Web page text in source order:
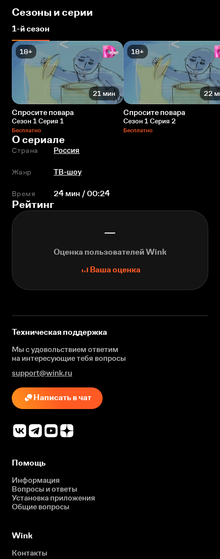
Сезоны и серии
1-й сезон
18+
21 мин
Спросите повара
Сезон 1 Серия 1
Бесплатно
18+
22
Спросите повара
Сезон 1 Серия 2
Бесплатно
О сериале
Страна Россия
Жанр ТВ-шоу
Время 24 мин / 00:24
Рейтинг
—
Оценка пользователей Wink
Ваша оценка
Техническая поддержка
Мы с удовольствием ответим
на интересующиетебя вопросы
support@wink.ru
Написать в чат
Помощь
Информация
Вопросы и ответы
Установка приложения
Общие вопросы
Wink
Контакты